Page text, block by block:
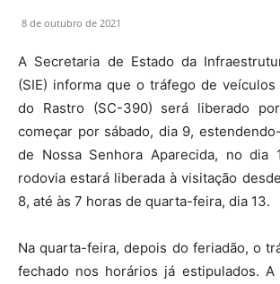
8 de outubro de 2021
A Secretaria de Estado da
(SIE) informa que o tráfego de
do Rastro (SC-390) será liberado
começar por sábado, dia 9,
de Nossa Senhora Aparecida, no dia
rodovia estará liberada à visitação
8, até às 7 horas de quarta-feira, dia 13.
Na quarta-feira, depois do feriadão, o
fechado nos horários já estipulados.